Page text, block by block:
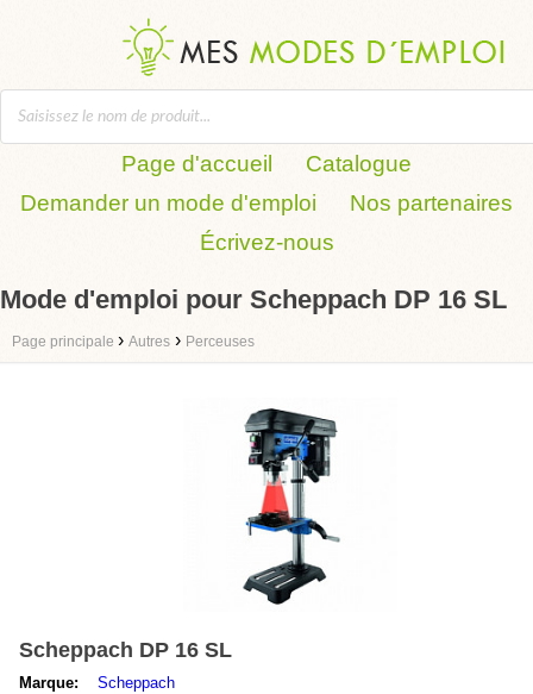
Page d'accueil
Catalogue
Demander un mode d'emploi
Nos partenaires
Écrivez-nous
Mode d'emploi pour Scheppach DP 16 SL
Page principale › Autres › Perceuses
Scheppach DP 16 SL
Marque:
Scheppach